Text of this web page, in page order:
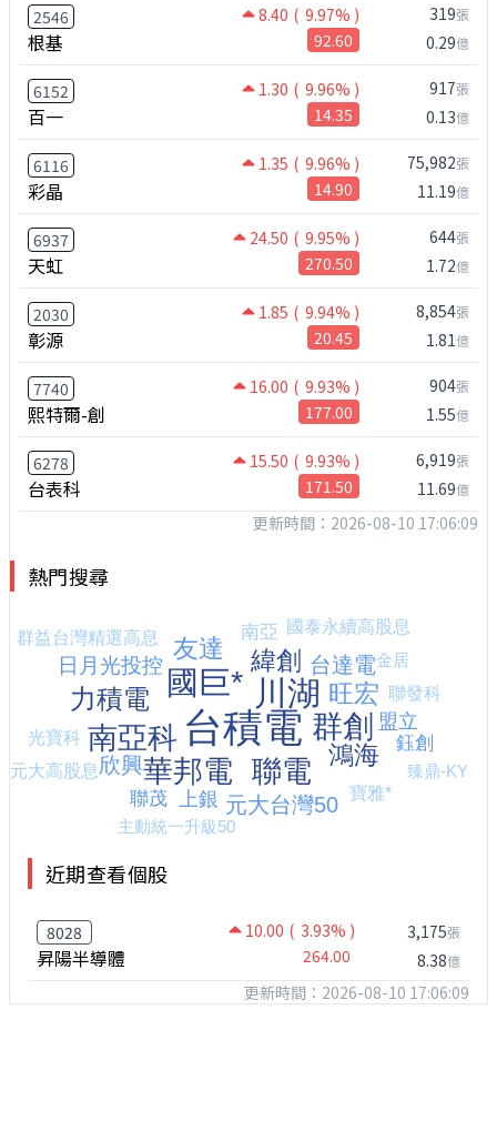
2546 8.40 ( 9.97% )
根基 92.60
319張
0.29億
6152 1.30 ( 9.96% )
百一 14.35
917張
0.13億
6116 1.35 ( 9.96% )
彩晶 14.90
75,982張
11.19億
6937 24.50 ( 9.95% )
天虹 270.50
644張
1.72億
2030 1.85 ( 9.94% )
彰源 20.45
8,854張
1.81億
7740 16.00 ( 9.93% )
熙特爾-創 177.00
904張
1.55億
6278 15.50 ( 9.93% )
台表科 171.50
6,919張
11.69億
更新時間：2026-08-10 17:06:09
熱門搜尋
近期查看個股
8028 10.00 ( 3.93% )
昇陽半導體 264.00
3,175張
8.38億
更新時間：2026-08-10 17:06:09